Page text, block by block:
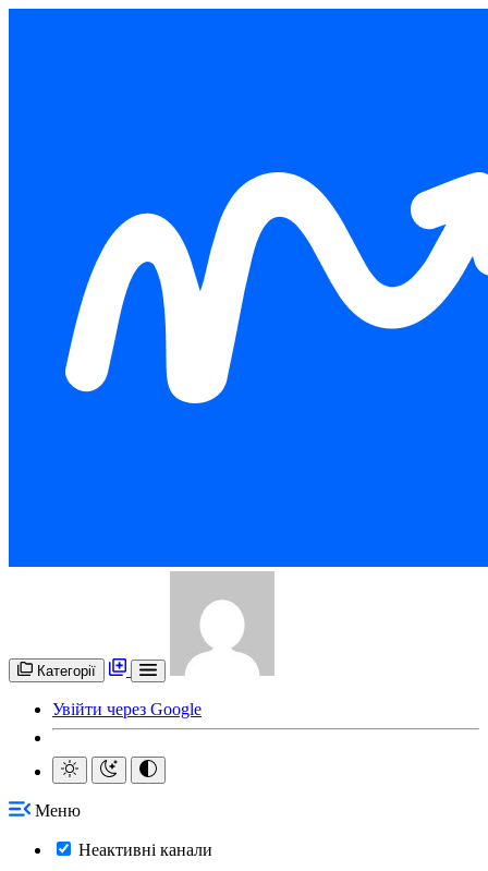
Категорії
Увійти через Google
Меню
Неактивні канали